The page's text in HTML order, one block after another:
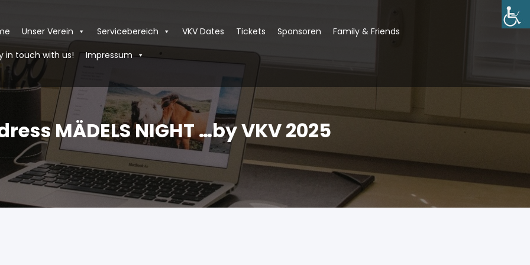
Unser Verein Servicebereich VKV Dates Tickets Sponsoren
Family & Friends
in touch with us!
Impressum
MÄDELS NIGHT …by VKV 2025